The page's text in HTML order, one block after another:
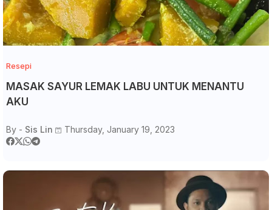
Resepi
MASAK SAYUR LEMAK LABU UNTUK MENANTU
AKU
By - Sis Lin Thursday, January 19, 2023